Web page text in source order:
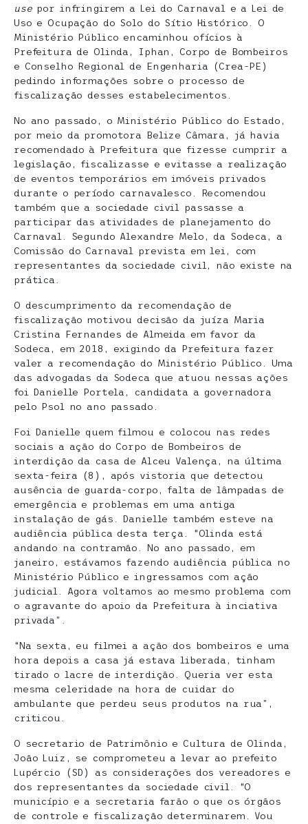
usepor infringirem a Lei do Carnaval e a Lei de
Uso e Ocupação do Solo do Sítio Histórico. O
Ministério Público encaminhou ofícios à
Prefeitura de Olinda, Iphan, Corpo de Bombeiros
e Conselho Regional de Engenharia (Crea-PE)
pedindo informações sobre o processo de
fiscalização desses estabelecimentos.
No ano passado, o Ministério Público do Estado,
por meio da promotora Belize Câmara, já havia
recomendado à Prefeitura que fizesse cumprir a
legislação, fiscalizasse e evitasse a realização
de eventos temporários em imóveis privados
durante o período carnavalesco. Recomendou
também que a sociedade civil passasse a
participar das atividades de planejamento do
Carnaval. Segundo Alexandre Melo, da Sodeca, a
Comissão do Carnaval prevista em lei, com
representantes da sociedade civil, não existe na
prática.
O descumprimento da recomendação de
fiscalização motivou decisão da juíza Maria
Cristina Fernandes de Almeida em favor da
Sodeca, em 2018, exigindo da Prefeitura fazer
valer a recomendação do Ministério Público. Uma
das advogadas da Sodeca que atuou nessas ações
foi Danielle Portela, candidata a governadora
pelo Psol no ano passado.
Foi Danielle quem filmou e colocou nas redes
sociais a ação do Corpo de Bombeiros de
interdição da casa de Alceu Valença, na última
sexta-feira (8), após vistoria que detectou
ausência de guarda-corpo, falta de lâmpadas de
emergência e problemas em uma antiga
instalação de gás. Danielle também esteve na
audiência pública desta terça. “Olinda está
andando na contramão. No ano passado, em
janeiro, estávamos fazendo audiência pública no
Ministério Público e ingressamos com ação
judicial. Agora voltamos ao mesmo problema com
o agravante do apoio da Prefeitura à inciativa
privada”.
“Na sexta, eu filmei a ação dos bombeiros e uma
hora depois a casa já estava liberada, tinham
tirado o lacre de interdição. Queria ver esta
mesma celeridade na hora de cuidar do
ambulante que perdeu seus produtos na rua”,
criticou.
O secretario de Patrimônio e Cultura de Olinda,
João Luiz, se comprometeu a levar ao prefeito
Lupércio (SD) as considerações dos vereadores e
dos representantes da sociedade civil. “O
município e a secretaria farão o que os órgãos
de controle e fiscalização determinarem. Vou